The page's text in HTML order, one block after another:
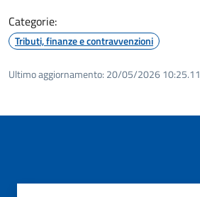
Categorie:
Tributi, finanze e contravvenzioni
Ultimo aggiornamento: 20/05/2026 10:25.11